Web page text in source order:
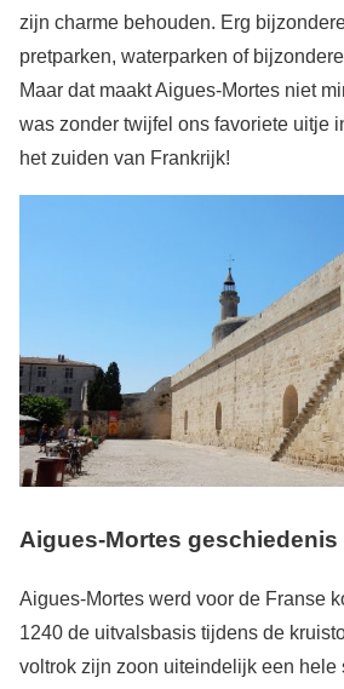
zijn charme behouden. Erg
pretparken, waterparken of
Maar dat maakt Aigues-Mortes niet
was zonder twijfel ons favoriete uitje
het zuiden van Frankrijk!
Aigues-Mortes geschiedenis
Aigues-Mortes werd voor de Franse
1240 de uitvalsbasis tijdens de
voltrok zijn zoon uiteindelijk een hele